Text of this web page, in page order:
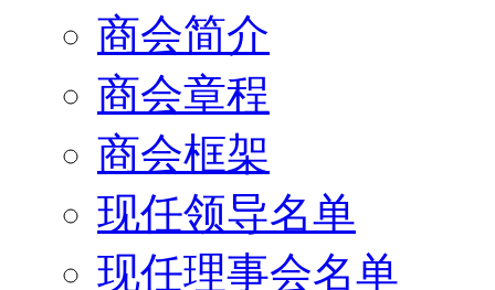
商会简介
商会章程
商会框架
现任领导名单
现任理事会名单